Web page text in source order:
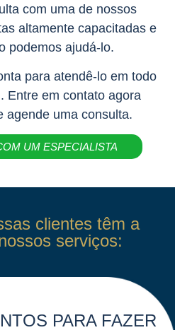
com uma de nossos
altamente capacitadas e
podemos ajudá-lo.
para atendê-lo em todo
Entre em contato agora
agende uma consulta.
UM ESPECIALISTA
clientes têm a
serviços:
PARA FAZER